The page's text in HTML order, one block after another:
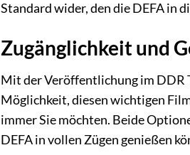
Standard wider, den die DEFA in
Zugänglichkeit und
Mit der Veröffentlichung im DDR
Möglichkeit, diesen wichtigen
immer Sie möchten. Beide
DEFA in vollen Zügen genießen